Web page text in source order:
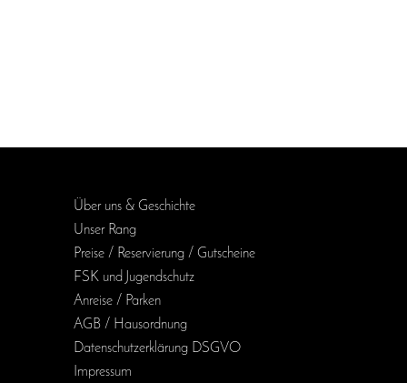
Über uns & Geschichte
Unser Rang
Preise / Reservierung / Gutscheine
FSK und Jugendschutz
Anreise / Parken
AGB / Haus­ordnung
Daten­schutz­erklärung DSGVO
Impressum